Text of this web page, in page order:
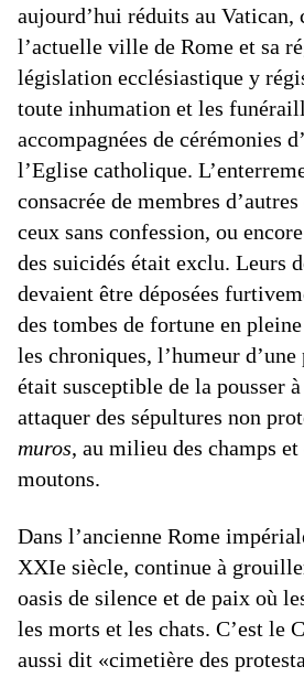
aujourd’hui réduits au Vatican,
l’actuelle ville de Rome et sa
législation ecclésiastique y
toute inhumation et les
accompagnées de cérémonies
l’Eglise catholique.
consacrée de membres
ceux sans confession, ou
des suicidés était exclu. Leurs
devaient être déposées
des tombes de fortune en
les chroniques, l’humeur
était susceptible de la pousser
attaquer des sépultures non
muros, au milieu des champs
moutons.
Dans l’ancienne Rome
XXIe siècle, continue à
oasis de silence et de paix où
les morts et les chats. C’est le
aussi dit «cimetière des